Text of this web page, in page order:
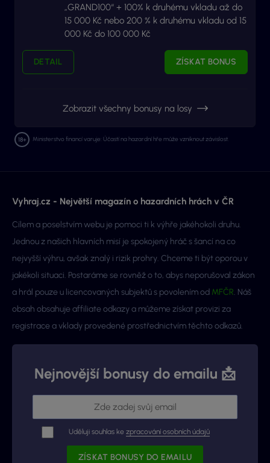
„GRAND100“ + 100% k druhému vkladu až do
15 000 Kč nebo 200 % k druhému vkladu od 15
000 Kč do 100 000 Kč
DETAIL ZÍSKAT BONUS
Zobrazit všechny bonusy na losy
Ministerstvo financí varuje: Účastí na hazardní hře může vzniknout závislost.
Vyhraj.cz - Největší magazín o hazardních hrách v ČR
Cílem a poselstvím webu je pomoci ti k výhře jakéhokoli druhu.
Jednou z našich hlavních misí je spokojený hráč s šancí na co
nejvyšší výhru, avšak znalý i rizik prohry. Chceme ti být oporou v
jakékoli situaci. Postaráme se rovněž o to, abys neporušoval zákon
a hrál pouze u licencovaných subjektů s povolením od MFČR. Náš
obsah obsahuje affiliate odkazy a můžeme získat provizi za
registrace a vklady provedené prostřednictvím těchto odkazů.
Nejnovější bonusy do emailu 📩
Uděluji souhlas ke zpracování osobních údajů